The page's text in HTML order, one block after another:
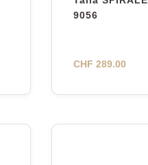
9056
CHF 289.00